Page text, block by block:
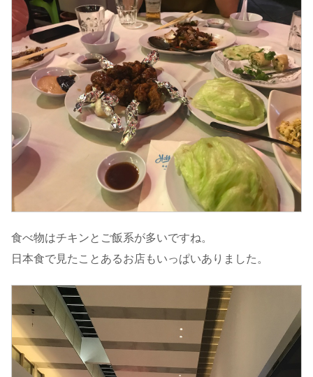
食べ物はチキンとご飯系が多いですね。
日本食で見たことあるお店もいっぱいありました。